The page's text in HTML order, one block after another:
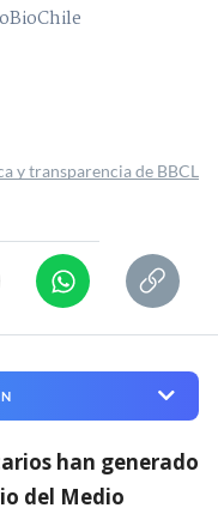
y transparencia de BBCL
han generado
del Medio